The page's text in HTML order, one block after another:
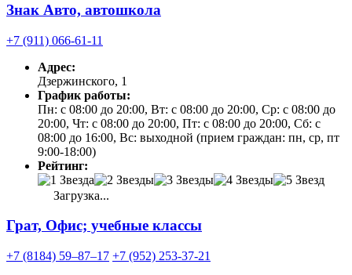
Знак Авто, автошкола
+7 (911) 066-61-11
Адрес:
Дзержинского, 1
График работы:
Пн: с 08:00 до 20:00, Вт: с 08:00 до 20:00, Ср: с 08:00 до
20:00, Чт: с 08:00 до 20:00, Пт: с 08:00 до 20:00, Сб: с
08:00 до 16:00, Вс: выходной (прием граждан: пн, ср, пт
9:00-18:00)
Рейтинг:
Загрузка...
Грат, Офис; учебные классы
+7 (8184) 59‒87‒17 +7 (952) 253-37-21